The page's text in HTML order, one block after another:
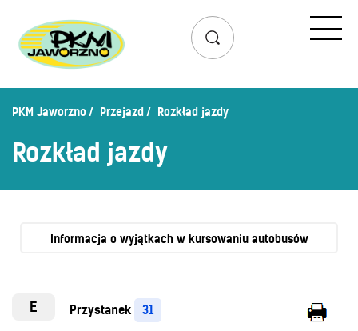
Przejazd
Lista przystanków
Zaplanuj podróż – wyszukiwarka połączeń
Mapa przystanków i połączeń
Schemat linii nocnych
Bilety
Uprawnienia do ulg
Regulamin przewozów
PKM Jaworzno Przejazd Rozkład jazdy
Rozkład jazdy
Informacja o wyjątkach w kursowaniu autobusów
E Przystanek 31